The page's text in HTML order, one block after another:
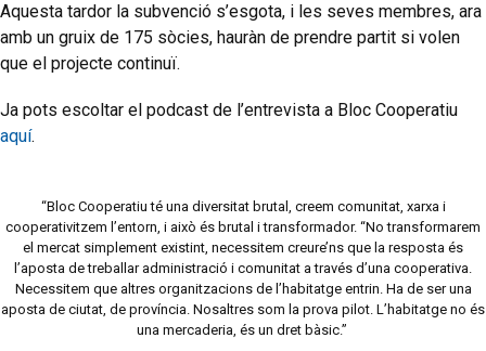
Aquesta tardor la subvenció s’esgota, i les seves membres, ara
amb un gruix de 175 sòcies, hauràn de prendre partit si volen
que el projecte continuï.
Ja pots escoltar el podcast de l’entrevista a Bloc Cooperatiu
aquí.
“Bloc Cooperatiu té una diversitat brutal, creem comunitat, xarxa i
cooperativitzem l’entorn, i això és brutal i transformador. “No transformarem
el mercat simplement existint, necessitem creure’ns que la resposta és
l’aposta de treballar administració i comunitat a través d’una cooperativa.
Necessitem que altres organitzacions de l’habitatge entrin. Ha de ser una
aposta de ciutat, de província. Nosaltres som la prova pilot. L’habitatge no és
una mercaderia, és un dret bàsic.”